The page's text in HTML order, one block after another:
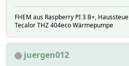
FHEM aus Raspberry PI 3 B+,
Tecalor THZ 404eco Wärmepumpe
juergen012